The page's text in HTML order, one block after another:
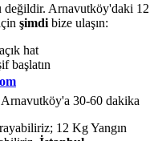
değildir. Arnavutköy'daki 12
şimdi bize ulaşın:
hat
başlatın
30-60 dakika
12 Kg Yangın